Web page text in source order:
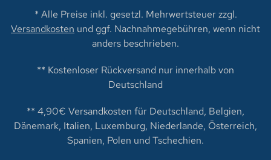
* Alle Preise inkl. gesetzl. Mehrwertsteuer zzgl.
Versandkosten und ggf. Nachnahmegebühren, wenn nicht
anders beschrieben.
** Kostenloser Rückversand nur innerhalb von
Deutschland
** 4,90€ Versandkosten für Deutschland, Belgien,
Dänemark, Italien, Luxemburg, Niederlande, Österreich,
Spanien, Polen und Tschechien.